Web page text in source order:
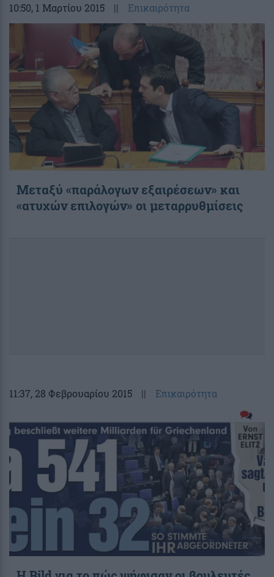
10:50, 1 Μαρτίου 2015 || Επικαιρότητα
Μεταξύ «παράλογων εξαιρέσεων» και
«ατυχών επιλογών» οι μεταρρυθμίσεις
11:37, 28 Φεβρουαρίου 2015 || Επικαιρότητα